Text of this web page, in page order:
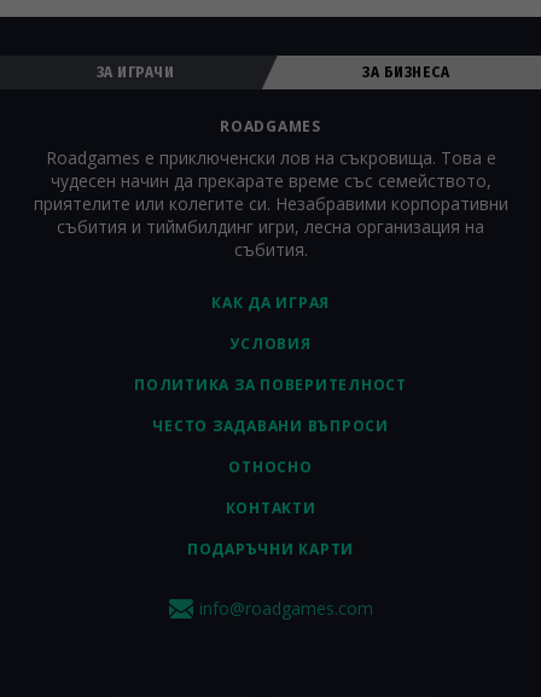
ЗА ИГРАЧИ ЗА БИЗНЕСА
КАК ДА ИГРАЯ
УСЛОВИЯ
ПОЛИТИКА ЗА ПОВЕРИТЕЛНОСТ
ЧЕСТО ЗАДАВАНИ ВЪПРОСИ
ОТНОСНО
КОНТАКТИ
ПОДАРЪЧНИ КАРТИ
ROADGAMES
Roadgames е приключенски лов на съкровища. Това е
чудесен начин да прекарате време със семейството,
приятелите или колегите си. Незабравими корпоративни
събития и тиймбилдинг игри, лесна организация на
събития.
info@roadgames.com